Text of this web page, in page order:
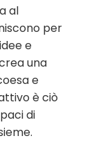
al
per
e
una
e
è ciò
di